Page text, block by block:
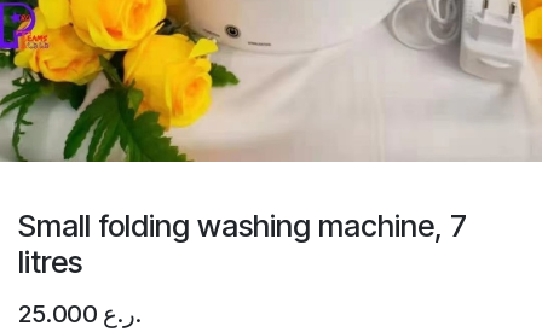
Small folding washing machine, 7
litres
25.000 ر.ع.